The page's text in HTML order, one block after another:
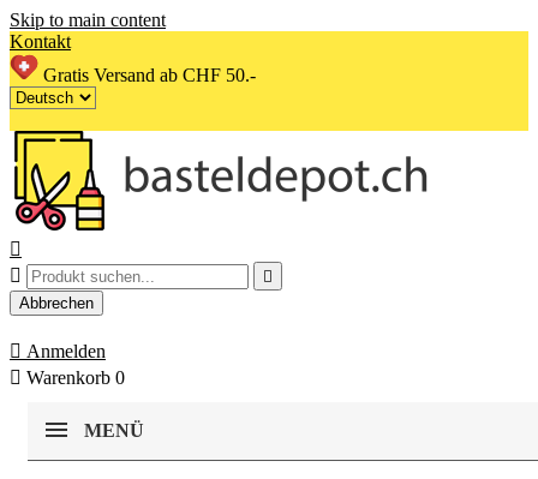
Skip to main content
Kontakt
Gratis Versand ab CHF 50.-



Abbrechen
 Anmelden
 Warenkorb 0
MENÜ